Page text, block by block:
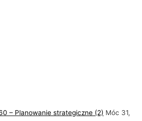
– Planowanie strategiczne (2) Móc 31,